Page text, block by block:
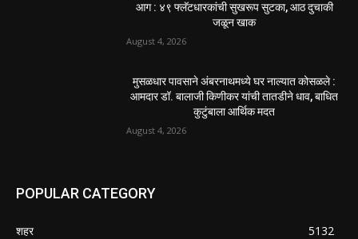
आग : ४९ फ्लॅटधारकांची सुखरूप सुटका, आठ दुचाकी
जळून खाक
August 4, 2026
मुसळधार पावसाने अंबरनाथमध्ये घर नाल्यात कोसळले :
आमदार डॉ. बालाजी किणीकर यांची तातडीने धाव, बाधित
कुटुंबाला आर्थिक मदत
August 4, 2026
POPULAR CATEGORY
शहर
5132